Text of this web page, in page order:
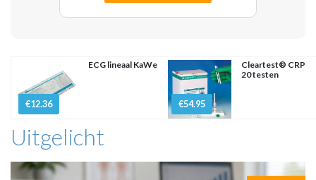
€12.36
ECG lineaal KaWe
€54.95
Cleartest® CRP
20 testen
Uitgelicht